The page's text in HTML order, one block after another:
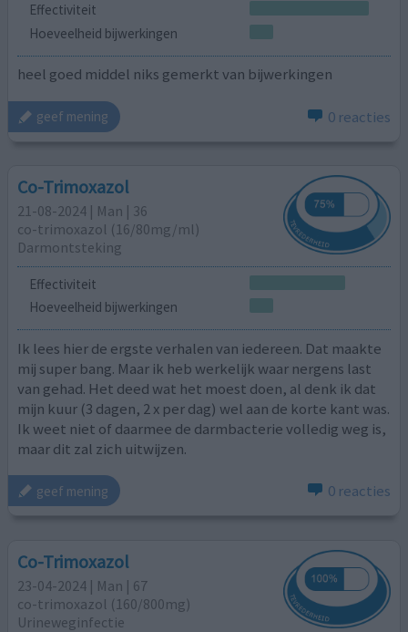
Effectiviteit
Hoeveelheid bijwerkingen
heel goed middel niks gemerkt van bijwerkingen
geef mening 0 reacties
Co-Trimoxazol
21-08-2024 | Man | 36
co-trimoxazol (16/80mg/ml)
Darmontsteking
Effectiviteit
Hoeveelheid bijwerkingen
Ik lees hier de ergste verhalen van iedereen. Dat maakte
mij super bang. Maar ik heb werkelijk waar nergens last
van gehad. Het deed wat het moest doen, al denk ik dat
mijn kuur (3 dagen, 2 x per dag) wel aan de korte kant was.
Ik weet niet of daarmee de darmbacterie volledig weg is,
maar dit zal zich uitwijzen.
geef mening 0 reacties
Co-Trimoxazol
23-04-2024 | Man | 67
co-trimoxazol (160/800mg)
Urineweginfectie